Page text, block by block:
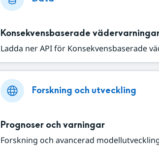
Konsekvensbaserade
Ladda ner API för Konsekvensbaserade
Forskning och utveckling
Prognoser och varningar
Forskning och avancerad